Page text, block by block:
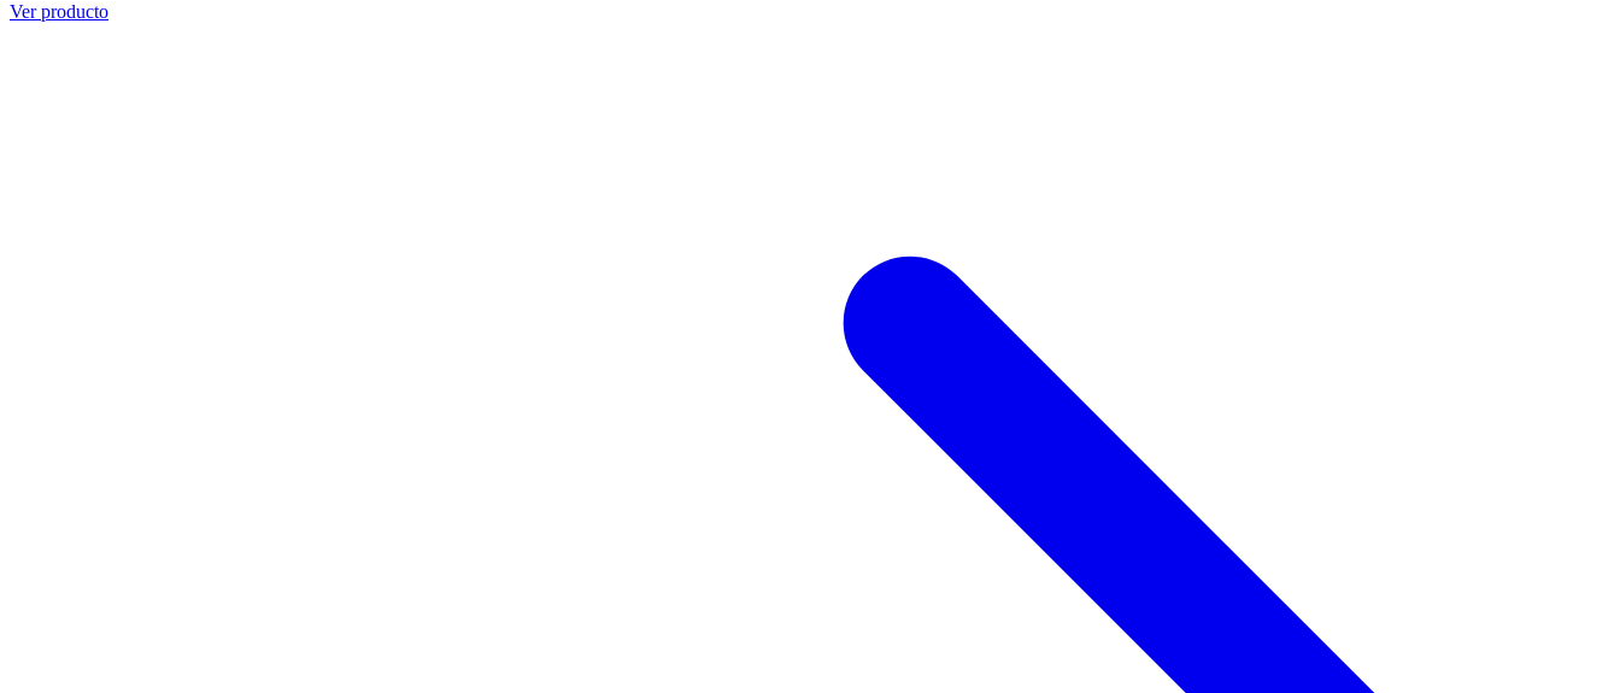
Ver producto